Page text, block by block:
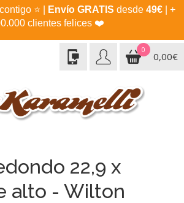
⭐ Envío GRATIS desde 49€| +
clientes felices ❤️
0
0,00€
22,9 x
alto - Wilton